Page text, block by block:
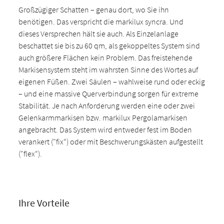
Großzügiger Schatten – genau dort, wo Sie ihn
benötigen. Das verspricht die markilux syncra. Und
dieses Versprechen hält sie auch. Als Einzelanlage
beschattet sie bis zu 60 qm, als gekoppeltes System sind
auch größere Flächen kein Problem. Das freistehende
Markisensystem steht im wahrsten Sinne des Wortes auf
eigenen Füßen. Zwei Säulen – wahlweise rund oder eckig
– und eine massive Querverbindung sorgen für extreme
Stabilität. Je nach Anforderung werden eine oder zwei
Gelenkarmmarkisen bzw. markilux Pergolamarkisen
angebracht. Das System wird entweder fest im Boden
verankert ("fix“) oder mit Beschwerungskästen aufgestellt
("flex“).
Ihre Vorteile